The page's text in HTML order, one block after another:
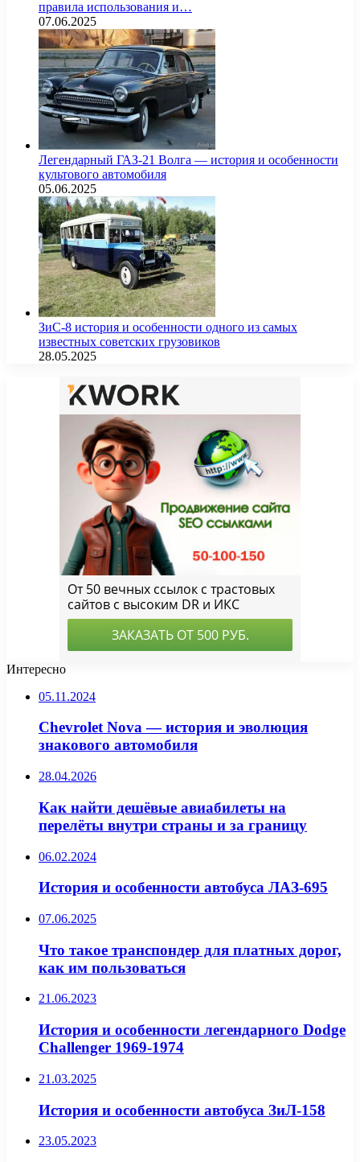
правила использования и…
07.06.2025
Легендарный ГАЗ-21 Волга — история и особенности
культового автомобиля
05.06.2025
ЗиС-8 история и особенности одного из самых
известных советских грузовиков
28.05.2025
Интересно
05.11.2024
Chevrolet Nova — история и эволюция
знакового автомобиля
28.04.2026
Как найти дешёвые авиабилеты на
перелёты внутри страны и за границу
06.02.2024
История и особенности автобуса ЛАЗ-695
07.06.2025
Что такое транспондер для платных дорог,
как им пользоваться
21.06.2023
История и особенности легендарного Dodge
Challenger 1969-1974
21.03.2025
История и особенности автобуса ЗиЛ-158
23.05.2023